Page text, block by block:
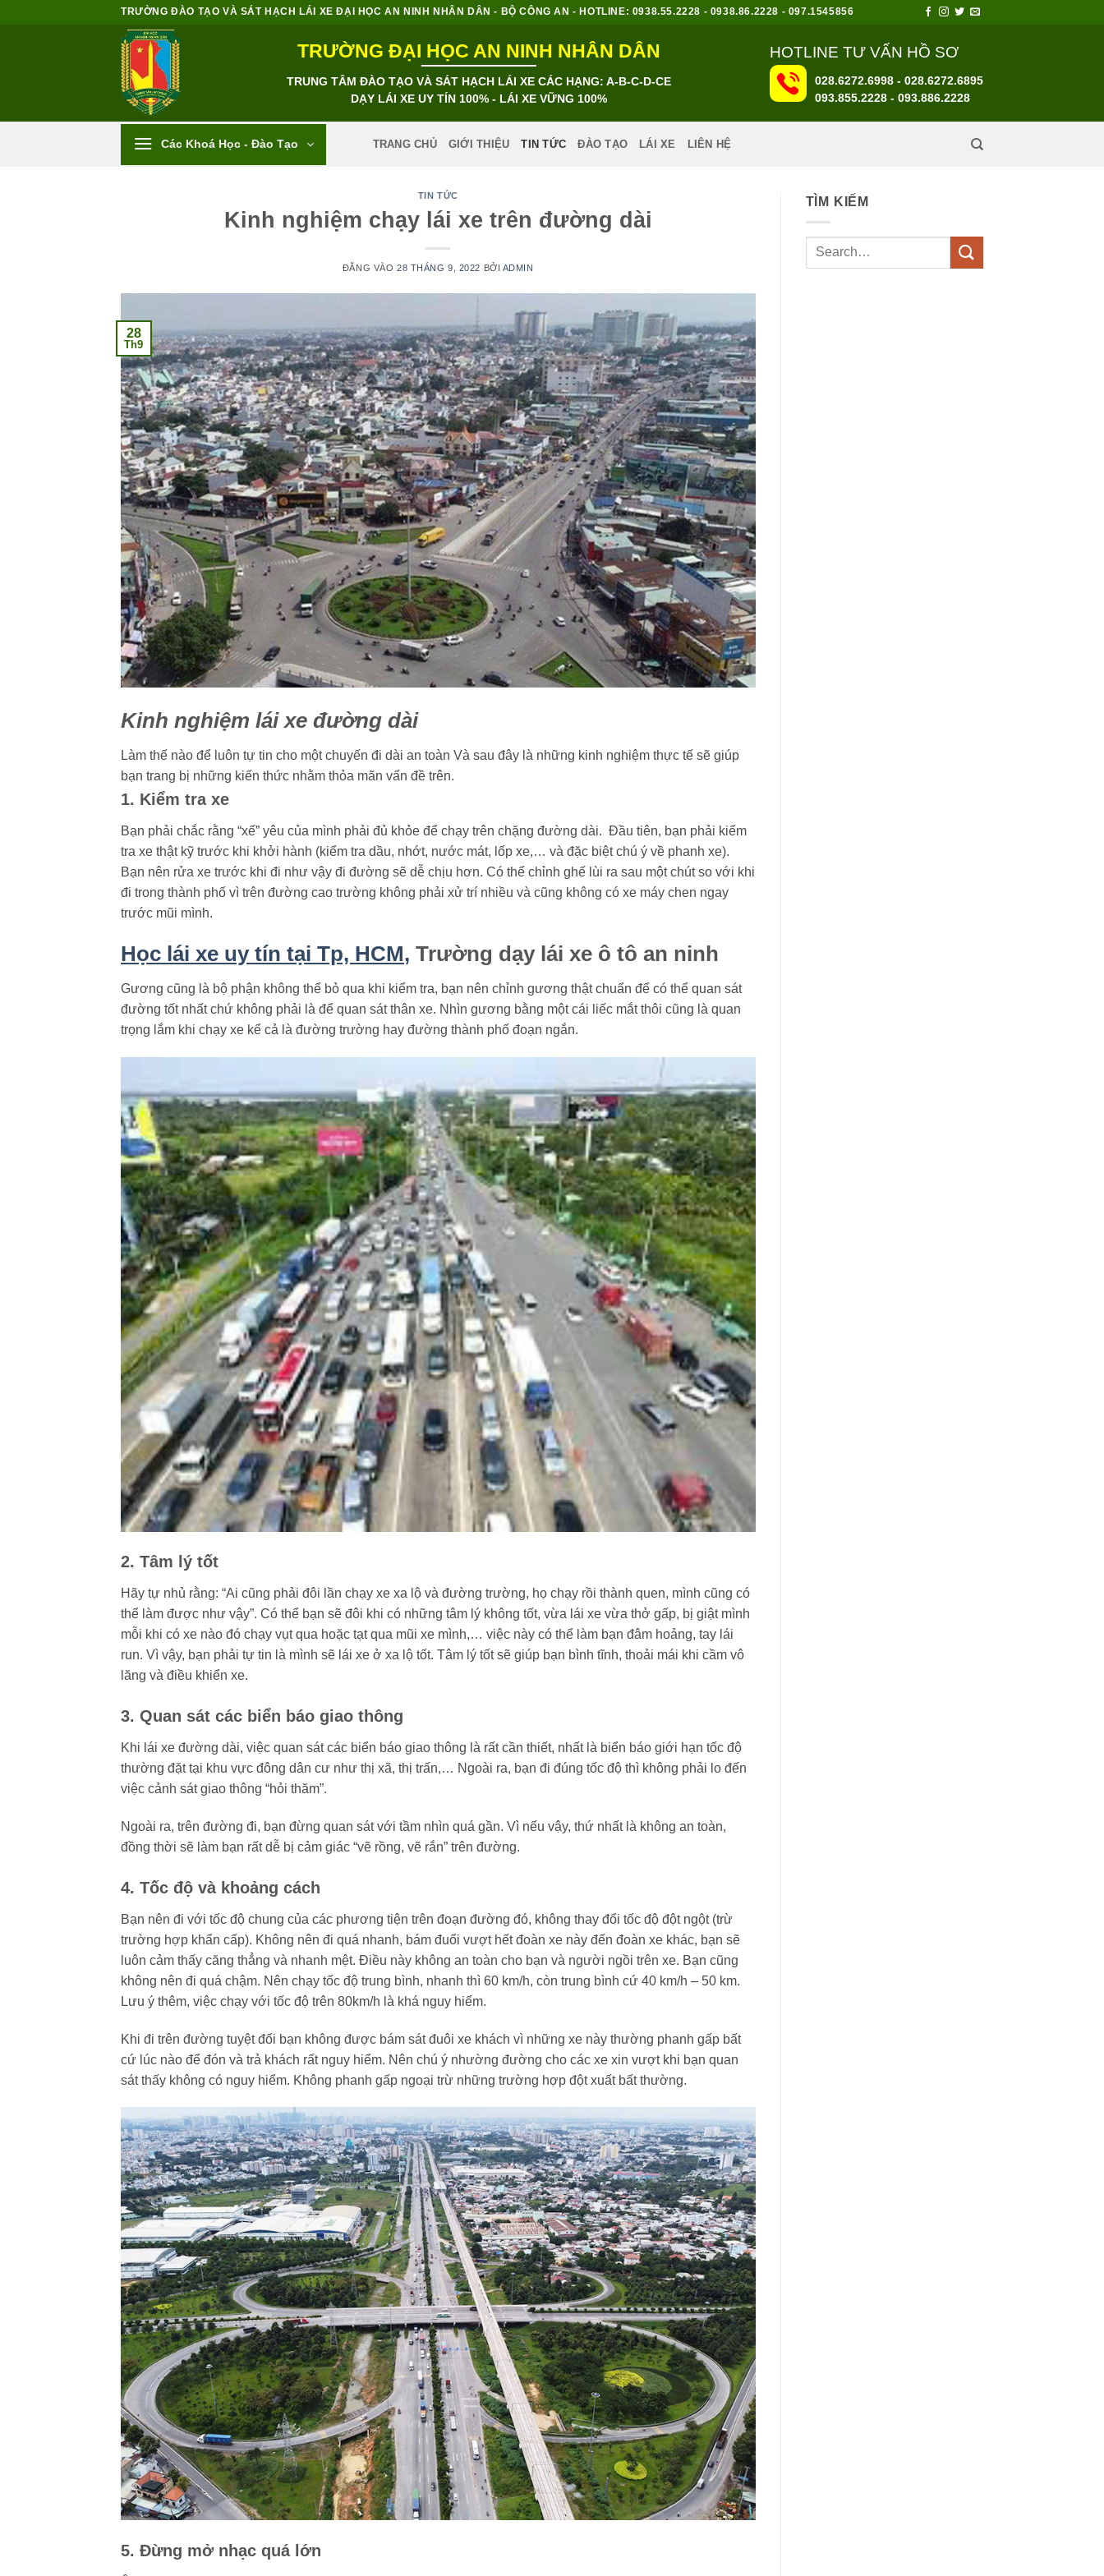
TRƯỜNG ĐÀO TẠO VÀ SÁT HẠCH LÁI XE ĐẠI HỌC AN NINH NHÂN DÂN - BỘ CÔNG AN - HOTLINE: 0938.55.2228 - 0938.86.2228 - 097.1545856
TRƯỜNG ĐẠI HỌC AN NINH NHÂN DÂN
TRUNG TÂM ĐÀO TẠO VÀ SÁT HẠCH LÁI XE CÁC HẠNG: A-B-C-D-CE
DẠY LÁI XE UY TÍN 100% - LÁI XE VỮNG 100%
HOTLINE TƯ VẤN HỒ SƠ
028.6272.6998 - 028.6272.6895
093.855.2228 - 093.886.2228
Các Khoá Học - Đào Tạo TRANG CHỦ GIỚI THIỆU TIN TỨC ĐÀO TẠO LÁI XE LIÊN HỆ
TIN TỨC
Kinh nghiệm chạy lái xe trên đường dài
ĐĂNG VÀO 28 THÁNG 9, 2022 BỞI ADMIN
28
Th9
Kinh nghiệm lái xe đường dài
Làm thế nào để luôn tự tin cho một chuyến đi dài an toàn Và sau đây là những kinh nghiệm thực tế sẽ giúp
bạn trang bị những kiến thức nhằm thỏa mãn vấn đề trên.
1. Kiểm tra xe
Bạn phải chắc rằng “xế” yêu của mình phải đủ khỏe để chạy trên chặng đường dài. Đầu tiên, bạn phải kiểm
tra xe thật kỹ trước khi khởi hành (kiểm tra dầu, nhớt, nước mát, lốp xe,… và đặc biệt chú ý về phanh xe).
Bạn nên rửa xe trước khi đi như vậy đi đường sẽ dễ chịu hơn. Có thể chỉnh ghế lùi ra sau một chút so với khi
đi trong thành phố vì trên đường cao trường không phải xử trí nhiều và cũng không có xe máy chen ngay
trước mũi mình.
Học lái xe uy tín tại Tp, HCM, Trường dạy lái xe ô tô an ninh
Gương cũng là bộ phận không thể bỏ qua khi kiểm tra, bạn nên chỉnh gương thật chuẩn để có thể quan sát
đường tốt nhất chứ không phải là để quan sát thân xe. Nhìn gương bằng một cái liếc mắt thôi cũng là quan
trọng lắm khi chạy xe kể cả là đường trường hay đường thành phố đoạn ngắn.
2. Tâm lý tốt
Hãy tự nhủ rằng: “Ai cũng phải đôi lần chạy xe xa lộ và đường trường, họ chạy rồi thành quen, mình cũng có
thể làm được như vậy”. Có thể bạn sẽ đôi khi có những tâm lý không tốt, vừa lái xe vừa thở gấp, bị giật mình
mỗi khi có xe nào đó chạy vụt qua hoặc tạt qua mũi xe mình,… việc này có thể làm bạn đâm hoảng, tay lái
run. Vì vậy, bạn phải tự tin là mình sẽ lái xe ở xa lộ tốt. Tâm lý tốt sẽ giúp bạn bình tĩnh, thoải mái khi cầm vô
lăng và điều khiển xe.
3. Quan sát các biển báo giao thông
Khi lái xe đường dài, việc quan sát các biển báo giao thông là rất cần thiết, nhất là biển báo giới hạn tốc độ
thường đặt tại khu vực đông dân cư như thị xã, thị trấn,… Ngoài ra, bạn đi đúng tốc độ thì không phải lo đến
việc cảnh sát giao thông “hỏi thăm”.
Ngoài ra, trên đường đi, bạn đừng quan sát với tầm nhìn quá gần. Vì nếu vậy, thứ nhất là không an toàn,
đồng thời sẽ làm bạn rất dễ bị cảm giác “vẽ rồng, vẽ rắn” trên đường.
4. Tốc độ và khoảng cách
Bạn nên đi với tốc độ chung của các phương tiện trên đoạn đường đó, không thay đổi tốc độ đột ngột (trừ
trường hợp khẩn cấp). Không nên đi quá nhanh, bám đuổi vượt hết đoàn xe này đến đoàn xe khác, bạn sẽ
luôn cảm thấy căng thẳng và nhanh mệt. Điều này không an toàn cho bạn và người ngồi trên xe. Bạn cũng
không nên đi quá chậm. Nên chạy tốc độ trung bình, nhanh thì 60 km/h, còn trung bình cứ 40 km/h – 50 km.
Lưu ý thêm, việc chạy với tốc độ trên 80km/h là khá nguy hiểm.
Khi đi trên đường tuyệt đối bạn không được bám sát đuôi xe khách vì những xe này thường phanh gấp bất
cứ lúc nào để đón và trả khách rất nguy hiểm. Nên chú ý nhường đường cho các xe xin vượt khi bạn quan
sát thấy không có nguy hiểm. Không phanh gấp ngoại trừ những trường hợp đột xuất bất thường.
5. Đừng mở nhạc quá lớn
TÌM KIẾM